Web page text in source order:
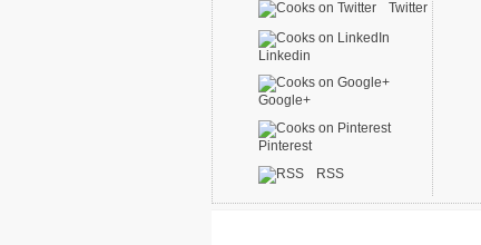
Twitter
Linkedin
Google+
Pinterest
RSS